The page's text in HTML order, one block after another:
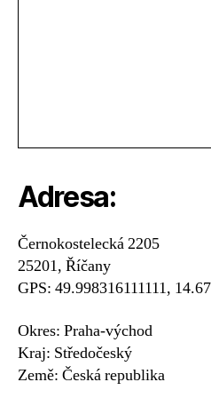
Adresa:
Černokostelecká 2205
25201, Říčany
GPS: 49.998316111111,
Okres: Praha-východ
Kraj: Středočeský
Země: Česká republika